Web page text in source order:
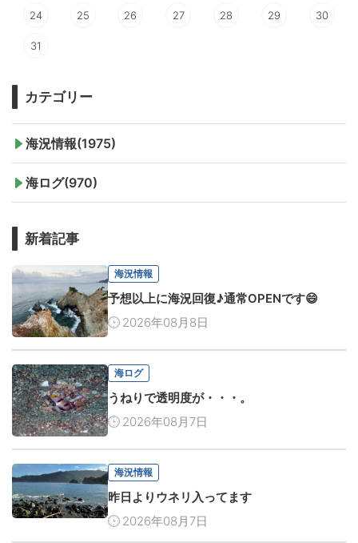
24 25 26 27 28 29 30
31
カテゴリー
海況情報(1975)
海ログ(970)
新着記事
海況情報
予想以上に海況回復♪通常OPENです😄
2026年08月8日
海ログ
うねりで透明度が・・・。
2026年08月7日
海況情報
昨日よりウネリ入ってます
2026年08月7日